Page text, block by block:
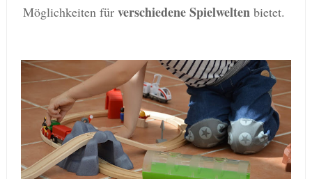
Möglichkeiten für verschiedene Spielwelten bietet.